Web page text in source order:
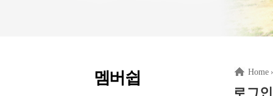
멤버쉽 Home
로그인